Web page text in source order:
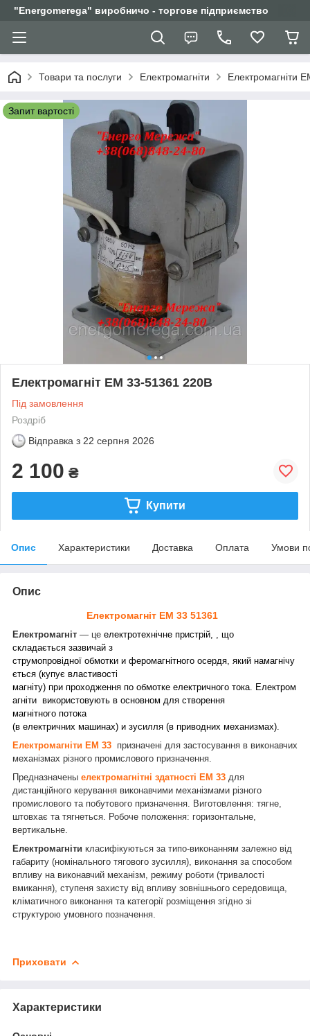
"Еnergomerega" виробничо - торгове підприємство
Товари та послуги Електромагніти Електромагніти
Запит вартості
Електромагніт ЕМ 33-51361 220В
Під замовлення
Роздріб
Відправка з 22 серпня 2026
2 100 ₴
Купити
Опис Характеристики Доставка Оплата Умови
Опис
Електромагніт ЕМ 33 51361
Електромагніт — це електротехнічне пристрій, , що
складається зазвичай з
струмопровідної обмотки и феромагнітного осердя, який намагнічу
ється (купує властивості
магніту) при проходження по обмотке електричного тока. Електром
агніти використовують в основном для створення
магнітного потока
(в електричних машинах) и зусилля (в приводних механизмах).
Електромагніти ЕМ 33 призначені для застосування в виконавчих
механізмах різного промислового призначення.
Предназначены електромагнітні здатності ЕМ 33 для
дистанційного керування виконавчими механізмами різного
промислового та побутового призначення. Виготовлення: тягне,
штовхає та тягнеться. Робоче положення: горизонтальне,
вертикальне.
Електромагніти класифікуються за типо-виконанням залежно від
габариту (номінального тягового зусилля), виконання за способом
впливу на виконавчий механізм, режиму роботи (тривалості
вмикання), ступеня захисту від впливу зовнішнього середовища,
кліматичного виконання та категорії розміщення згідно зі
структурою умовного позначення
Приховати
Характеристики